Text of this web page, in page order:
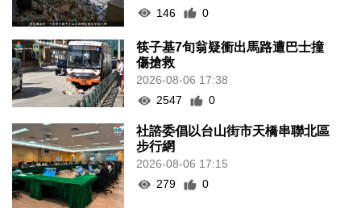
146
0
筷子基7旬翁疑衝出馬路遭巴士撞
傷搶救
2026-08-06 17:38
2547
0
社諮委倡以台山街市天橋串聯北區
步行網
2026-08-06 17:15
279
0